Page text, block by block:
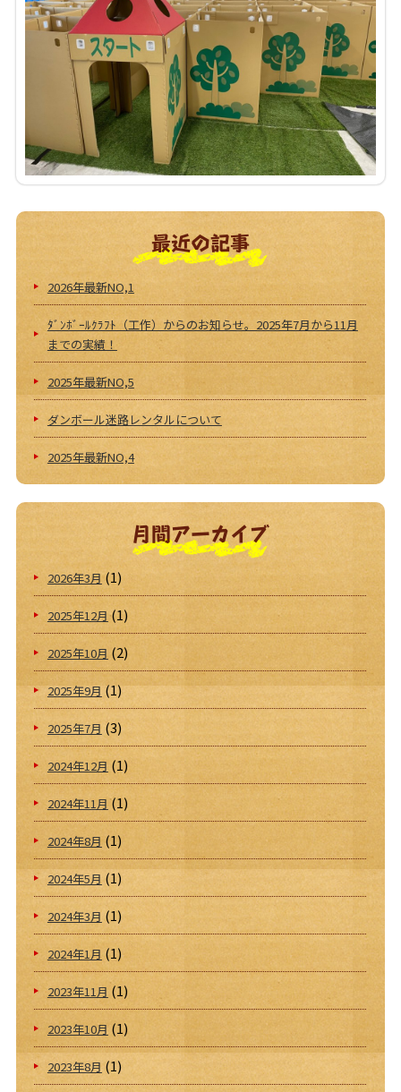
最近の記事
2026年最新NO,1
ﾀﾞﾝﾎﾞｰﾙｸﾗﾌﾄ（工作）からのお知らせ。2025年7月から11月
までの実績！
2025年最新NO,5
ダンボール迷路レンタルについて
2025年最新NO,4
月間アーカイブ
2026年3月(1)
2025年12月(1)
2025年10月 (2)
2025年9月 (1)
2025年7月 (3)
2024年12月 (1)
2024年11月(1)
2024年8月 (1)
2024年5月(1)
2024年3月 (1)
2024年1月(1)
2023年11月(1)
2023年10月(1)
2023年8月(1)